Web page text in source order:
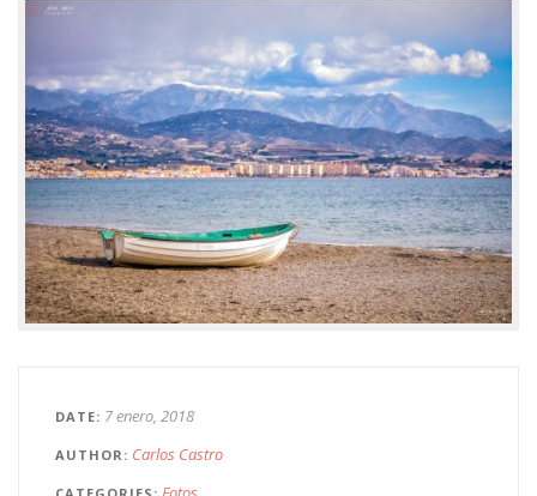
DATE 7 enero, 2018
AUTHOR Carlos Castro